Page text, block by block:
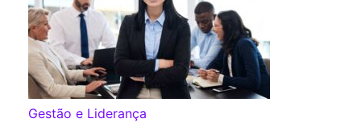
Gestão e Liderança